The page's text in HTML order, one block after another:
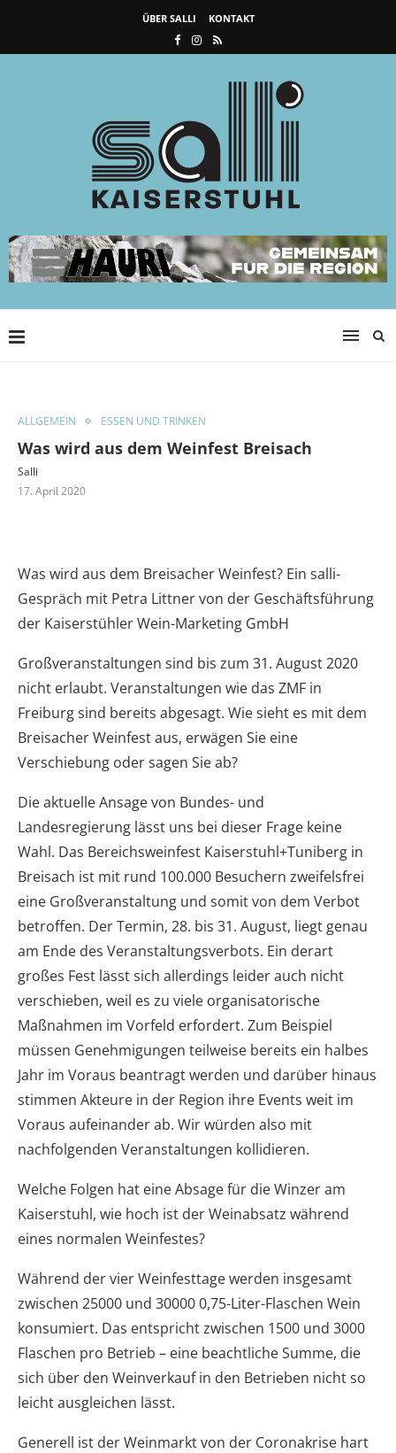
ÜBER SALLI KONTAKT
ALLGEMEIN ESSEN UND TRINKEN
Was wird aus dem Weinfest Breisach
Salli
17. April 2020
Was wird aus dem Breisacher Weinfest? Ein salli-
Gespräch mit Petra Littner von der Geschäftsführung
der Kaiserstühler Wein-Marketing GmbH
Großveranstaltungen sind bis zum 31. August 2020
nicht erlaubt. Veranstaltungen wie das ZMF in
Freiburg sind bereits abgesagt. Wie sieht es mit dem
Breisacher Weinfest aus, erwägen Sie eine
Verschiebung oder sagen Sie ab?
Die aktuelle Ansage von Bundes- und
Landesregierung lässt uns bei dieser Frage keine
Wahl. Das Bereichsweinfest Kaiserstuhl+Tuniberg in
Breisach ist mit rund 100.000 Besuchern zweifelsfrei
eine Großveranstaltung und somit von dem Verbot
betroffen. Der Termin, 28. bis 31. August, liegt genau
am Ende des Veranstaltungsverbots. Ein derart
großes Fest lässt sich allerdings leider auch nicht
verschieben, weil es zu viele organisatorische
Maßnahmen im Vorfeld erfordert. Zum Beispiel
müssen Genehmigungen teilweise bereits ein halbes
Jahr im Voraus beantragt werden und darüber hinaus
stimmen Akteure in der Region ihre Events weit im
Voraus aufeinander ab. Wir würden also mit
nachfolgenden Veranstaltungen kollidieren.
Welche Folgen hat eine Absage für die Winzer am
Kaiserstuhl, wie hoch ist der Weinabsatz während
eines normalen Weinfestes?
Während der vier Weinfesttage werden insgesamt
zwischen 25000 und 30000 0,75-Liter-Flaschen Wein
konsumiert. Das entspricht zwischen 1500 und 3000
Flaschen pro Betrieb – eine beachtliche Summe, die
sich über den Weinverkauf in den Betrieben nicht so
leicht ausgleichen lässt.
Generell ist der Weinmarkt von der Coronakrise hart